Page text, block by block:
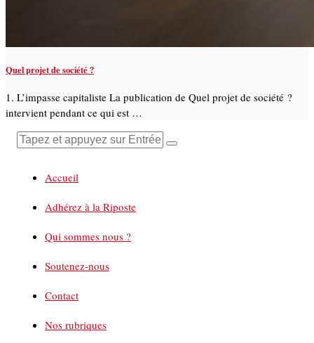
Quel projet de société ?
1. L’impasse capitaliste La publication de Quel projet de société ?
intervient pendant ce qui est …
Accueil
Adhérez à la Riposte
Qui sommes nous ?
Soutenez-nous
Contact
Nos rubriques